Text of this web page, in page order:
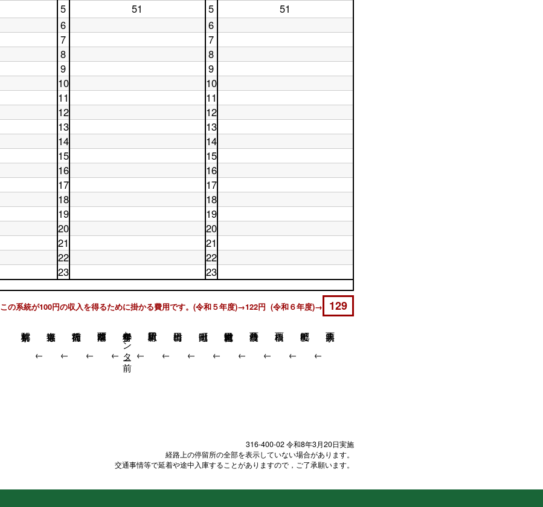
5
曜
日
時
台
51 5
日
5
台
51
6
土
曜
6
時
6
休
日
時
台
7
土
曜
7
時
7
休
日
時
台
8
土
曜
8
時
8
休
日
時
台
9
土
曜
9
時
9
休
日
時
台
10
土
曜
10
時
10
休
日
時
台
11
土
曜
11
時
11
休
日
時
台
12
土
曜
12
時
12
休
日
時
台
13
土
曜
13
時
13
休
日
時
台
14
土
曜
14
時
14
休
日
時
台
15
土
曜
15
時
15
休
日
時
台
16
土
曜
16
時
16
休
日
時
台
17
土
曜
17
時
17
休
日
時
台
18
土
曜
18
時
18
休
日
時
台
19
土
曜
19
時
19
休
日
時
台
20
土
曜
20
時
台
20
休
日
時
台
21
土
曜
21
時
台
21
休
日
時
台
22
土
曜
日
時
22
休
日
22
台
23
土
曜
日
23
台
23
休
日
23
時
この系統が100円の収入を得るために掛かる費用です。(令和５年度)→122円 (令和６年度)→ 129
↓
↓
↓
↓
↓
↓
↓
↓
青少年科学センター前
↓
↓
↓
↓
316-400-02令和8年3月20日実施
経路上の停留所の全部を表示していない場合があります。
交通事情等で延着や途中入庫することがありますので，ご了承願います。